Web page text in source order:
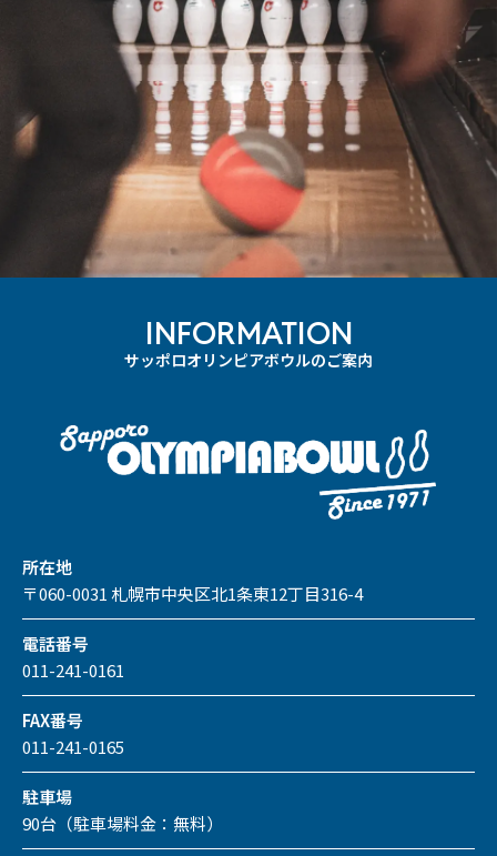
INFORMATION
サッポロオリンピアボウルのご案内
所在地
〒060-0031 札幌市中央区北1条東12丁目316-4
電話番号
011-241-0161
FAX番号
011-241-0165
駐車場
90台（駐車場料金：無料）